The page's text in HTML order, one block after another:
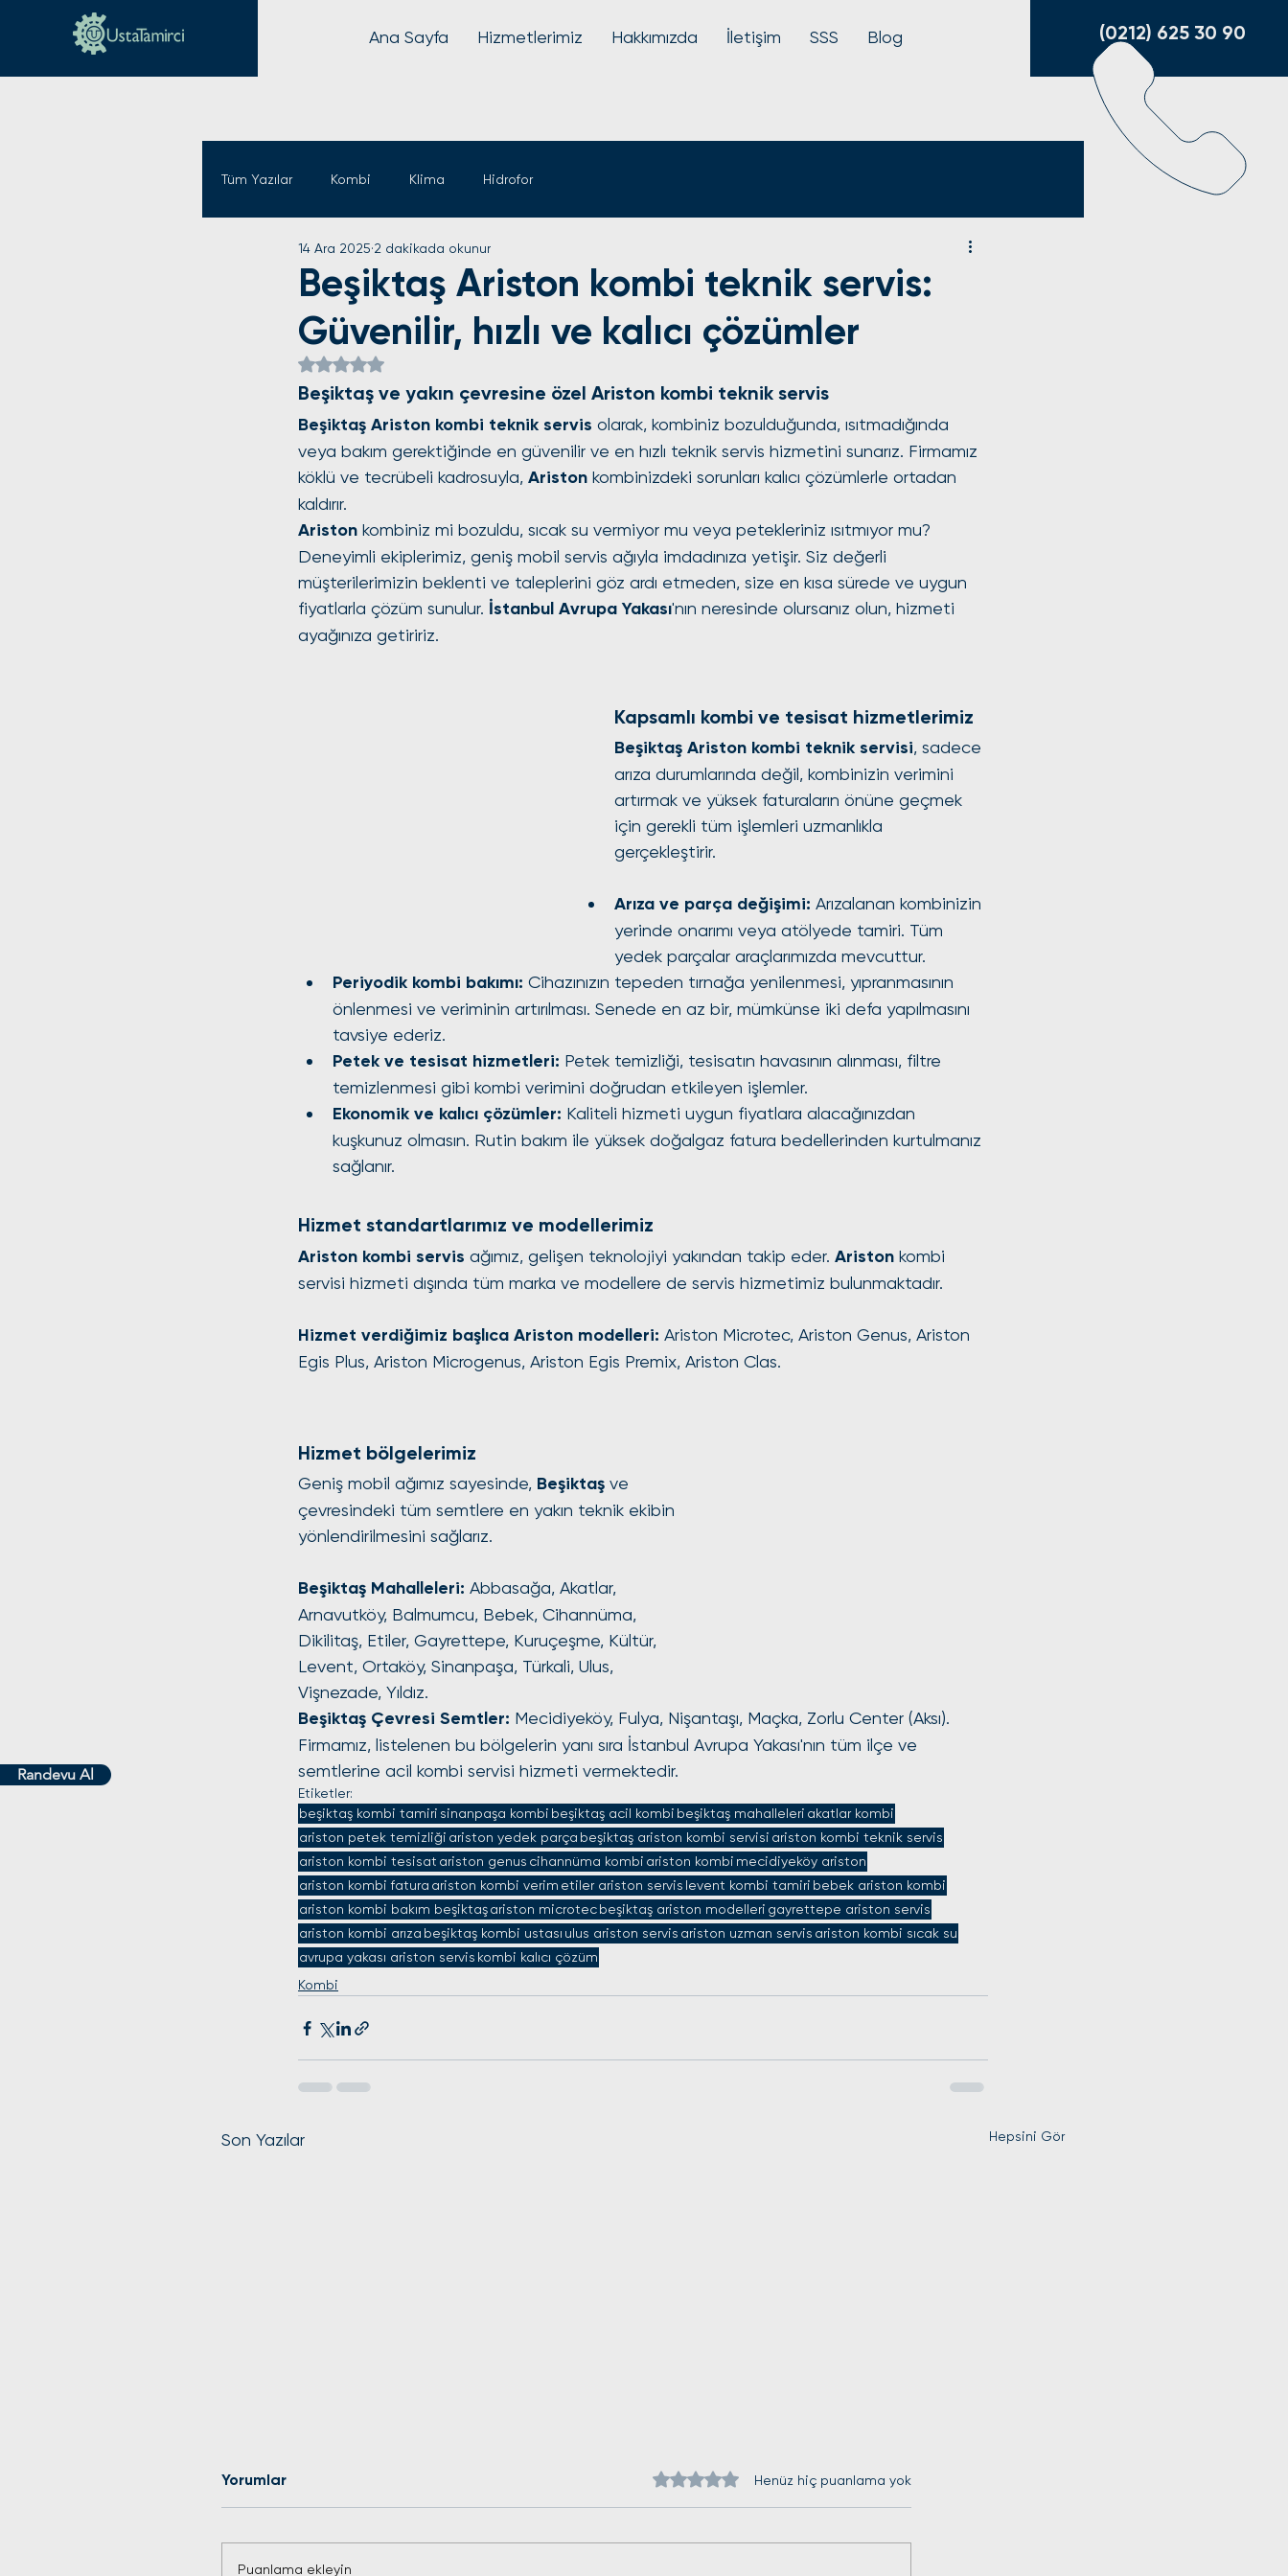
Ana Sayfa Hizmetlerimiz Hakkımızda İletişim SSS Blog (0212) 625 30 90
Randevu Al
Tüm Yazılar Kombi Klima Hidrofor
Beşiktaş Ariston kombi teknik servis:
Güvenilir, hızlı ve kalıcı çözümler
14 Ara 2025 2 dakikada okunur
5 üzerinden NaN yıldız
Beşiktaş ve yakın çevresine özel Ariston kombi teknik servis
Beşiktaş Ariston kombi teknik servis olarak, kombiniz bozulduğunda, ısıtmadığında
veya bakım gerektiğinde en güvenilir ve en hızlı teknik servis hizmetini sunarız. Firmamız
köklü ve tecrübeli kadrosuyla, Ariston kombinizdeki sorunları kalıcı çözümlerle ortadan
kaldırır.
Ariston kombiniz mi bozuldu, sıcak su vermiyor mu veya petekleriniz ısıtmıyor mu?
Deneyimli ekiplerimiz, geniş mobil servis ağıyla imdadınıza yetişir. Siz değerli
müşterilerimizin beklenti ve taleplerini göz ardı etmeden, size en kısa sürede ve uygun
fiyatlarla çözüm sunulur. İstanbul Avrupa Yakası'nın neresinde olursanız olun, hizmeti
ayağınıza getiririz.
Kapsamlı kombi ve tesisat hizmetlerimiz
Beşiktaş Ariston kombi teknik servisi, sadece
arıza durumlarında değil, kombinizin verimini
artırmak ve yüksek faturaların önüne geçmek
için gerekli tüm işlemleri uzmanlıkla
gerçekleştirir.
Arıza ve parça değişimi: Arızalanan kombinizin
yerinde onarımı veya atölyede tamiri. Tüm
yedek parçalar araçlarımızda mevcuttur.
Periyodik kombi bakımı: Cihazınızın tepeden tırnağa yenilenmesi, yıpranmasının
önlenmesi ve veriminin artırılması. Senede en az bir, mümkünse iki defa yapılmasını
tavsiye ederiz.
Petek ve tesisat hizmetleri: Petek temizliği, tesisatın havasının alınması, filtre
temizlenmesi gibi kombi verimini doğrudan etkileyen işlemler.
Ekonomik ve kalıcı çözümler: Kaliteli hizmeti uygun fiyatlara alacağınızdan
kuşkunuz olmasın. Rutin bakım ile yüksek doğalgaz fatura bedellerinden kurtulmanız
sağlanır.
Hizmet standartlarımız ve modellerimiz
Ariston kombi servis ağımız, gelişen teknolojiyi yakından takip eder. Ariston kombi
servisi hizmeti dışında tüm marka ve modellere de servis hizmetimiz bulunmaktadır.
Hizmet verdiğimiz başlıca Ariston modelleri: Ariston Microtec, Ariston Genus, Ariston
Egis Plus, Ariston Microgenus, Ariston Egis Premix, Ariston Clas.
Hizmet bölgelerimiz
Geniş mobil ağımız sayesinde, Beşiktaş ve
çevresindeki tüm semtlere en yakın teknik ekibin
yönlendirilmesini sağlarız.
Beşiktaş Mahalleleri: Abbasağa, Akatlar,
Arnavutköy, Balmumcu, Bebek, Cihannüma,
Dikilitaş, Etiler, Gayrettepe, Kuruçeşme, Kültür,
Levent, Ortaköy, Sinanpaşa, Türkali, Ulus,
Vişnezade, Yıldız.
Beşiktaş Çevresi Semtler: Mecidiyeköy, Fulya, Nişantaşı, Maçka, Zorlu Center (Aksı).
Firmamız, listelenen bu bölgelerin yanı sıra İstanbul Avrupa Yakası'nın tüm ilçe ve
semtlerine acil kombi servisi hizmeti vermektedir.
Etiketler:
beşiktaş kombi tamiri sinanpaşa kombi beşiktaş acil kombi beşiktaş mahalleleri akatlar kombi
ariston petek temizliği ariston yedek parça beşiktaş ariston kombi servisi ariston kombi teknik servis
ariston kombi tesisat ariston genus cihannüma kombi ariston kombi mecidiyeköy ariston
ariston kombi fatura ariston kombi verim etiler ariston servis levent kombi tamiri bebek ariston kombi
ariston kombi bakım beşiktaşariston microtecbeşiktaş ariston modelleri gayrettepe ariston servis
ariston kombi arıza beşiktaş kombi ustası ulus ariston servis ariston uzman servis ariston kombi sıcak su
avrupa yakası ariston servis kombi kalıcı çözüm
Kombi
Son Yazılar Hepsini Gör
Yorumlar 5 üzerinden 0 yıldızHenüz hiç puanlama yok
Puanlama ekleyin